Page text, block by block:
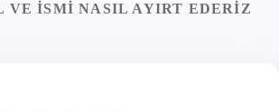
VE ISMI NASIL AYIRT EDERIZ